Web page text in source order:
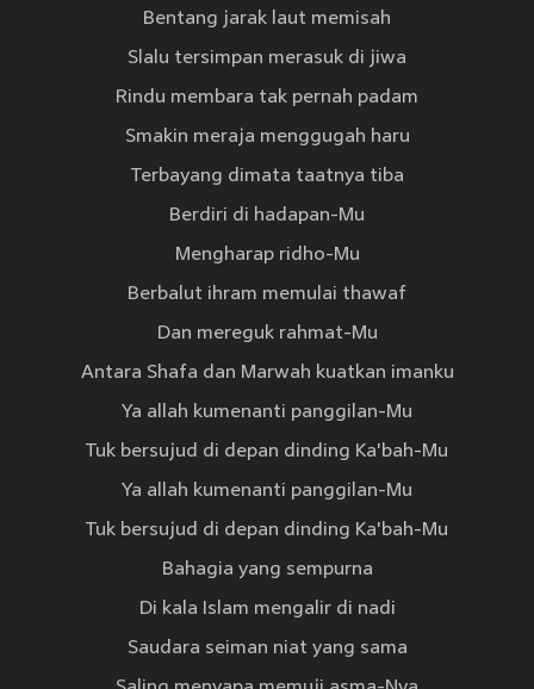
Bentang jarak laut memisah
Slalu tersimpan merasuk di jiwa
Rindu membara tak pernah padam
Smakin meraja menggugah haru
Terbayang dimata taatnya tiba
Berdiri di hadapan-Mu
Mengharap ridho-Mu
Berbalut ihram memulai thawaf
Dan mereguk rahmat-Mu
Antara Shafa dan Marwah kuatkan imanku
Ya allah kumenanti panggilan-Mu
Tuk bersujud di depan dinding Ka'bah-Mu
Ya allah kumenanti panggilan-Mu
Tuk bersujud di depan dinding Ka'bah-Mu
Bahagia yang sempurna
Di kala Islam mengalir di nadi
Saudara seiman niat yang sama